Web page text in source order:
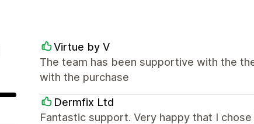
Virtue by V
The team has been supportive with the
with the purchase
Dermfix Ltd
Fantastic support. Very happy that I